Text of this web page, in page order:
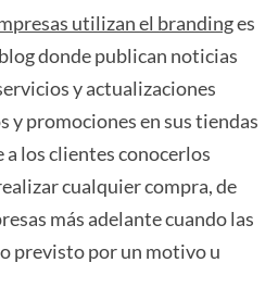
utilizan el brandinges
donde publican noticias
y actualizaciones
y promociones en sus tiendas
los clientes conocerlos
cualquier compra, de
más adelante cuando las
previsto por un motivo u